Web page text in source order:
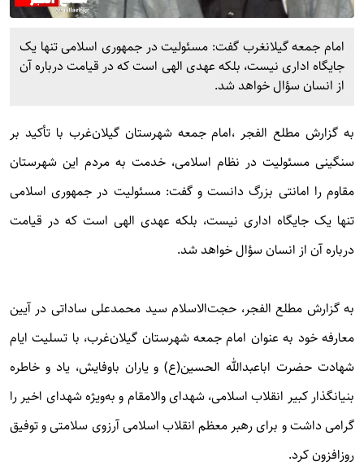
امام جمعه گیلانغرب گفت: مسئولیت در جمهوری اسلامی تنها یک
جایگاه اداری نیست، بلکه عهدی الهی است که در قیامت درباره آن
از انسان سؤال خواهد شد.
به گزارش مطلع الفجر ،امام جمعه شهرستان گیلان‌غرب با تأکید بر
سنگینی مسئولیت در نظام اسلامی، خدمت به مردم این شهرستان
مقاوم را امانتی بزرگ دانست و گفت: مسئولیت در جمهوری اسلامی
تنها یک جایگاه اداری نیست، بلکه عهدی الهی است که در قیامت
درباره آن از انسان سؤال خواهد شد.
به گزارش مطلع الفجر، حجت‌الاسلام سید محمدعلی ساداتی در آیین
معارفه خود به عنوان امام جمعه شهرستان گیلان‌غرب، با تسلیت ایام
شهادت حضرت اباعبدالله الحسین(ع) و یاران باوفایش، یاد و خاطره
بنیانگذار کبیر انقلاب اسلامی، شهدای والامقام و به‌ویژه شهدای اخیر را
گرامی داشت و برای رهبر معظم انقلاب اسلامی آرزوی سلامتی و توفیق
روزافزون کرد.